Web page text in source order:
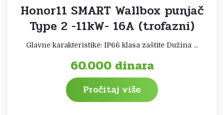
Honor11 SMART Wallbox punjač
Type 2 -11kW- 16A (trofazni)
Glavne karakteristike: IP66 klasa zaštite Dužina ...
60.000 dinara
Pročitaj više